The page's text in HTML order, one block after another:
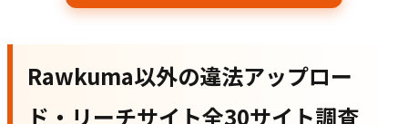
Rawkuma以外の違法アップロー
ド・リーチサイト全30サイト調査